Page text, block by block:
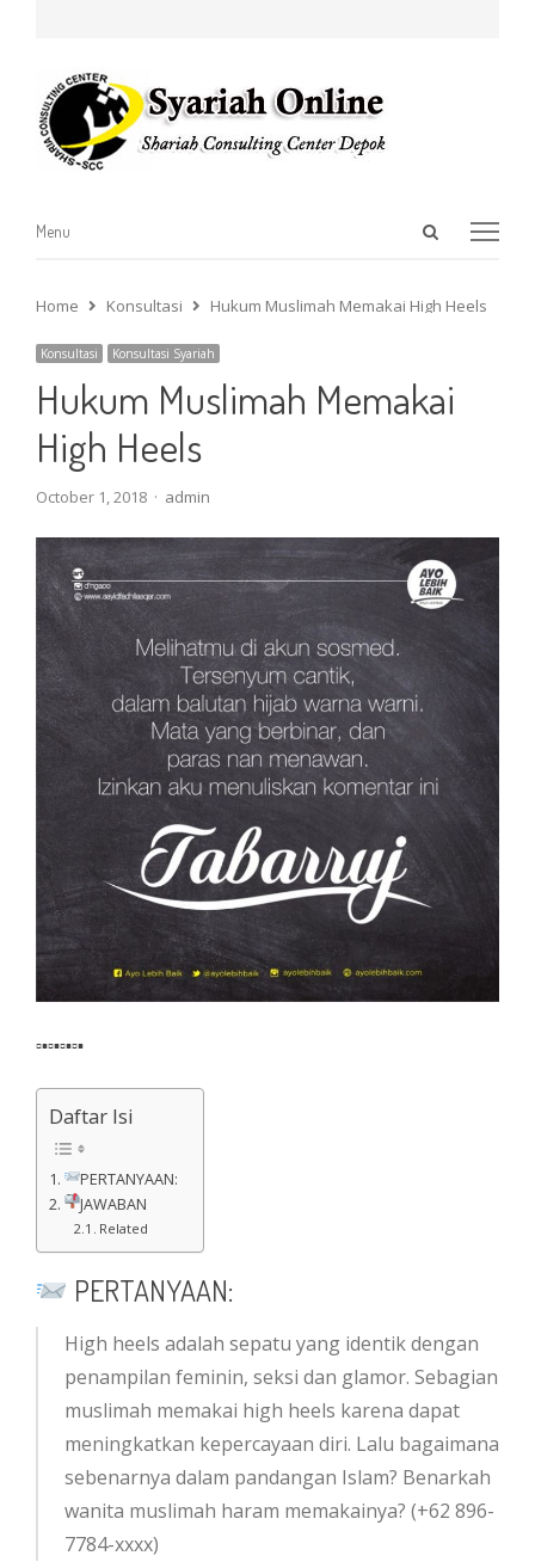
Open
Menu
Menu
Home Konsultasi Hukum Muslimah Memakai High Heels
Konsultasi Konsultasi Syariah
Hukum Muslimah Memakai
High Heels
October 1, 2018 Author
admin
▫▪▫▪▫▪▫▪
Daftar Isi
PERTANYAAN:
JAWABAN
Related
PERTANYAAN:
High heels adalah sepatu yang identik dengan
penampilan feminin, seksi dan glamor. Sebagian
muslimah memakai high heels karena dapat
meningkatkan kepercayaan diri. Lalu bagaimana
sebenarnya dalam pandangan Islam? Benarkah
wanita muslimah haram memakainya? (+62 896-
7784-xxxx)